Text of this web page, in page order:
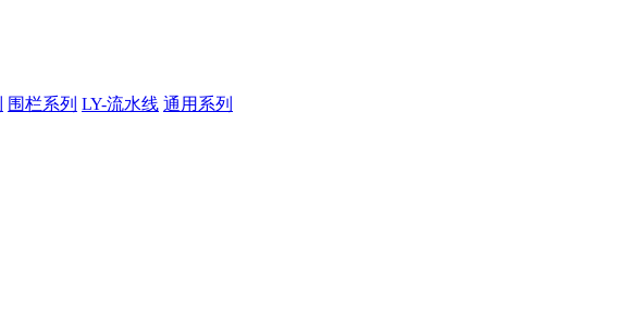
围栏系列 LY-流水线 通用系列